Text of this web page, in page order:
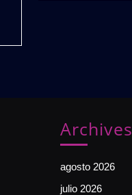
Archives
agosto 2026
julio 2026